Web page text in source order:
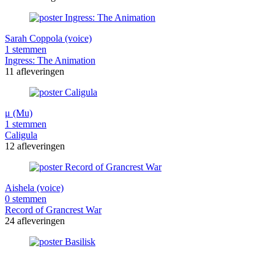
Sarah Coppola (voice)
1 stemmen
Ingress: The Animation
11 afleveringen
μ (Mu)
1 stemmen
Caligula
12 afleveringen
Aishela (voice)
0 stemmen
Record of Grancrest War
24 afleveringen